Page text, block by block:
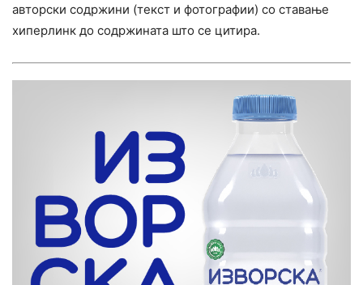
авторски содржини (текст и фотографии) со ставање
хиперлинк до содржината што се цитира.